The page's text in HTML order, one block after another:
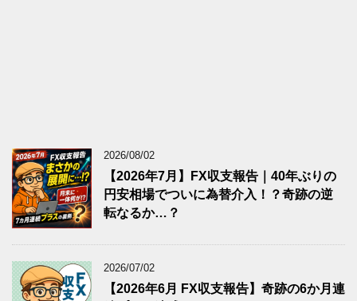
2026/08/02
【2026年7月】FX収支報告｜40年ぶりの
円安相場でついに為替介入！？奇跡の逆
転なるか…？
2026/07/02
【2026年6月 FX収支報告】奇跡の6か月連